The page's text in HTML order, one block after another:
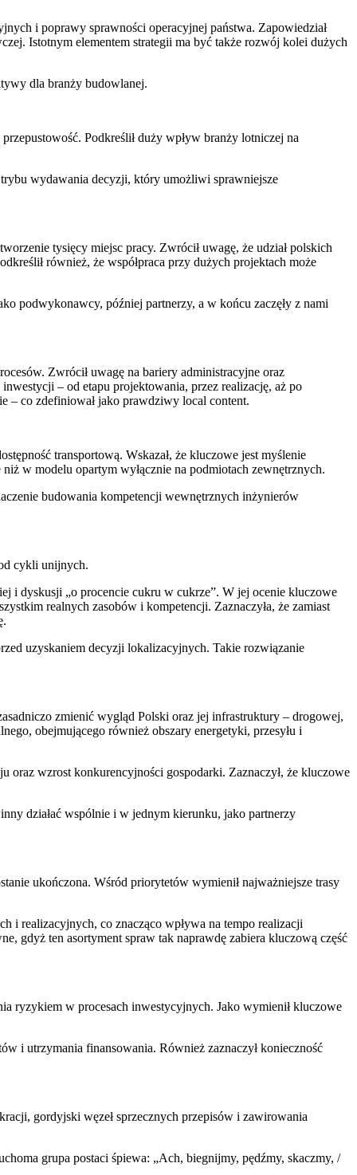
i poprawy sprawności operacyjnej państwa. Zapowiedział
Istotnym elementem strategii ma być także rozwój kolei dużych
dla branży budowlanej.
Podkreślił duży wpływ branży lotniczej na
wydawania decyzji, który umożliwi sprawniejsze
tysięcy miejsc pracy. Zwrócił uwagę, że udział polskich
również, że współpraca przy dużych projektach może
podwykonawcy, później partnerzy, a w końcu zaczęły z nami
Zwrócił uwagę na bariery administracyjne oraz
– od etapu projektowania, przez realizację, aż po
– co zdefiniował jako prawdziwy local content.
transportową. Wskazał, że kluczowe jest myślenie
w modelu opartym wyłącznie na podmiotach zewnętrznych.
budowania kompetencji wewnętrznych inżynierów
cykli unijnych.
i dyskusji „o procencie cukru w cukrze”. W jej ocenie kluczowe
realnych zasobów i kompetencji. Zaznaczyła, że zamiast
uzyskaniem decyzji lokalizacyjnych. Takie rozwiązanie
zmienić wygląd Polski oraz jej infrastruktury – drogowej,
obejmującego również obszary energetyki, przesyłu i
oraz wzrost konkurencyjności gospodarki. Zaznaczył, że kluczowe
działać wspólnie i w jednym kierunku, jako partnerzy
ukończona. Wśród priorytetów wymienił najważniejsze trasy
i realizacyjnych, co znacząco wpływa na tempo realizacji
gdyż ten asortyment spraw tak naprawdę zabiera kluczową część
ryzykiem w procesach inwestycyjnych. Jako wymienił kluczowe
i utrzymania finansowania. Również zaznaczył konieczność
gordyjski węzeł sprzecznych przepisów i zawirowania
grupa postaci śpiewa: „Ach, biegnijmy, pędźmy, skaczmy, /